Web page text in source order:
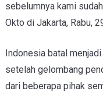
sebelumnya kami
Okto di Jakarta, Rabu,
Indonesia batal
setelah gelombang
dari beberapa pihak